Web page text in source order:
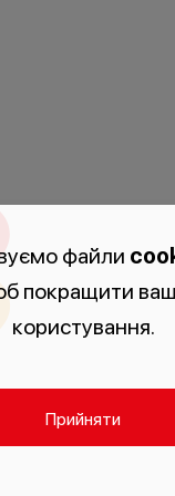
файли
покращити
користування.
Прийняти